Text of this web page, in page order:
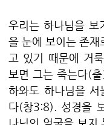
우리는 하나님을 보
을 눈에 보이는 존
고 있기 때문에 거
보면 그는 죽는다(
하와도 하나님을
다(창3:8). 성경을